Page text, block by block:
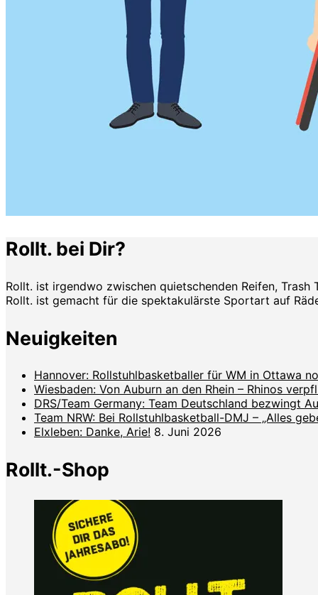
Rollt. bei Dir?
Rollt. ist irgendwo zwischen quietschenden Reifen,
Rollt. ist gemacht für die spektakulärste Sportart auf
Neuigkeiten
Hannover: Rollstuhlbasketballer für WM in Ottawa
Wiesbaden: Von Auburn an den Rhein – Rhinos
DRS/Team Germany: Team Deutschland bezwingt
Team NRW: Bei Rollstuhlbasketball-DMJ – „Alles
Elxleben: Danke, Arie! 8. Juni 2026
Rollt.-Shop